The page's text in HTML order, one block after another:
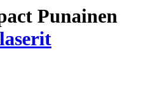
Punainen